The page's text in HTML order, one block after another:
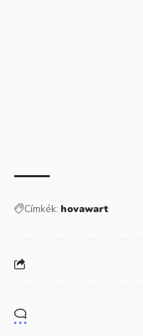
Címkék: hovawart